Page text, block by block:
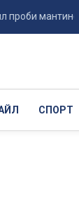
на
СПОРТ